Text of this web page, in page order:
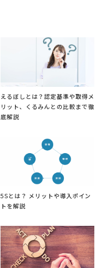
えるぼしとは？認定基準や取得メ
リット、くるみんとの比較まで徹
底解説
5Sとは？ メリットや導入ポイン
トを解説